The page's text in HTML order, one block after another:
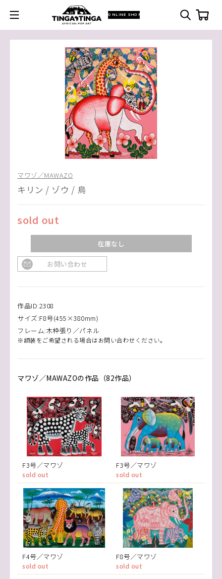
ONLINE SHOP
マワゾ／MAWAZO
キリン / ゾウ / 鳥
sold out
在庫なし
お問い合わせ
作品ID:2308
サイズ:F8号(455×380mm)
フレーム:木枠張り／パネル
※額装をご希望される場合はお問い合わせください。
マワゾ／MAWAZOの作品（82作品）
F3号／マワゾ
sold out
F3号／マワゾ
sold out
F4号／マワゾ
sold out
F8号／マワゾ
sold out